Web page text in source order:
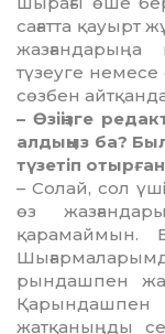
са­ғат­та қауырт
түзеуге немесе
сөзбен
– Өзіңізге
алдыңыз ба?
түзетіп
– Солай, сол
өз
қарамаймын.
рын­дашпен
жатқаныңды